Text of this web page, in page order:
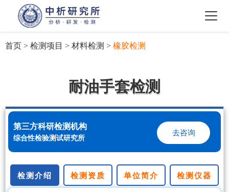
首页 > 检测项目 > 材料检测 > 橡胶检测
耐油手套检测
第三方科研检测机构
综合性检验测试研究所
去咨询
检测介绍 检测资质 单位简介 检测仪器